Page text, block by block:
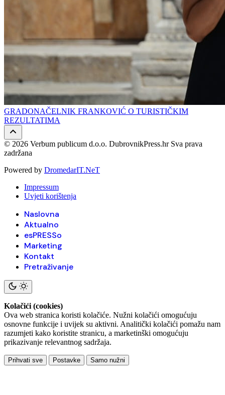
GRADONAČELNIK FRANKOVIĆ O TURISTIČKIM
REZULTATIMA
© 2026 Verbum publicum d.o.o. DubrovnikPress.hr Sva prava
zadržana
Powered by DromedarIT.NeT
Impressum
Uvjeti korištenja
Naslovna
Aktualno
esPRESSo
Marketing
Kontakt
Pretraživanje
Kolačići (cookies)
Ova web stranica koristi kolačiće. Nužni kolačići omogućuju
osnovne funkcije i uvijek su aktivni. Analitički kolačići pomažu nam
razumjeti kako koristite stranicu, a marketinški omogućuju
prikazivanje relevantnog sadržaja.
Prihvati sve Postavke Samo nužni